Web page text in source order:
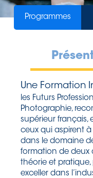
Programmes
Une Formation
les Futurs
Photographie,
supérieur français,
ceux qui aspirent
dans le domaine
formation de deux
théorie et
exceller dans